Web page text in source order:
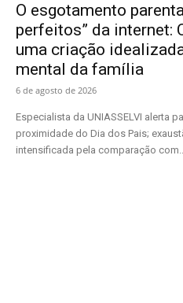
O esgotamento
perfeitos” da internet:
uma criação
mental da família
6 de agosto de 2026
Especialista da UNIASSELVI alerta
proximidade do Dia dos Pais;
intensificada pela comparação